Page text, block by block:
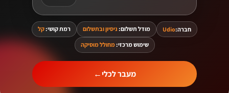
חברה:Udio מודל תשלום: ניסיון ובתשלום רמת קושי:קל
שימוש מרכזי:מחולל מוסיקה
מעבר לכלי←